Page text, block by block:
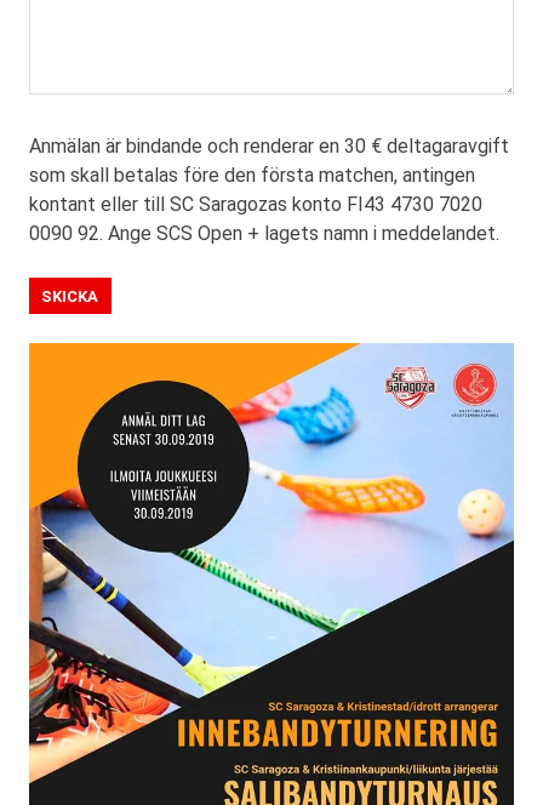
Anmälan är bindande och renderar en 30 € deltagaravgift
som skall betalas före den första matchen, antingen
kontant eller till SC Saragozas konto FI43 4730 7020
0090 92. Ange SCS Open + lagets namn i meddelandet.
SKICKA